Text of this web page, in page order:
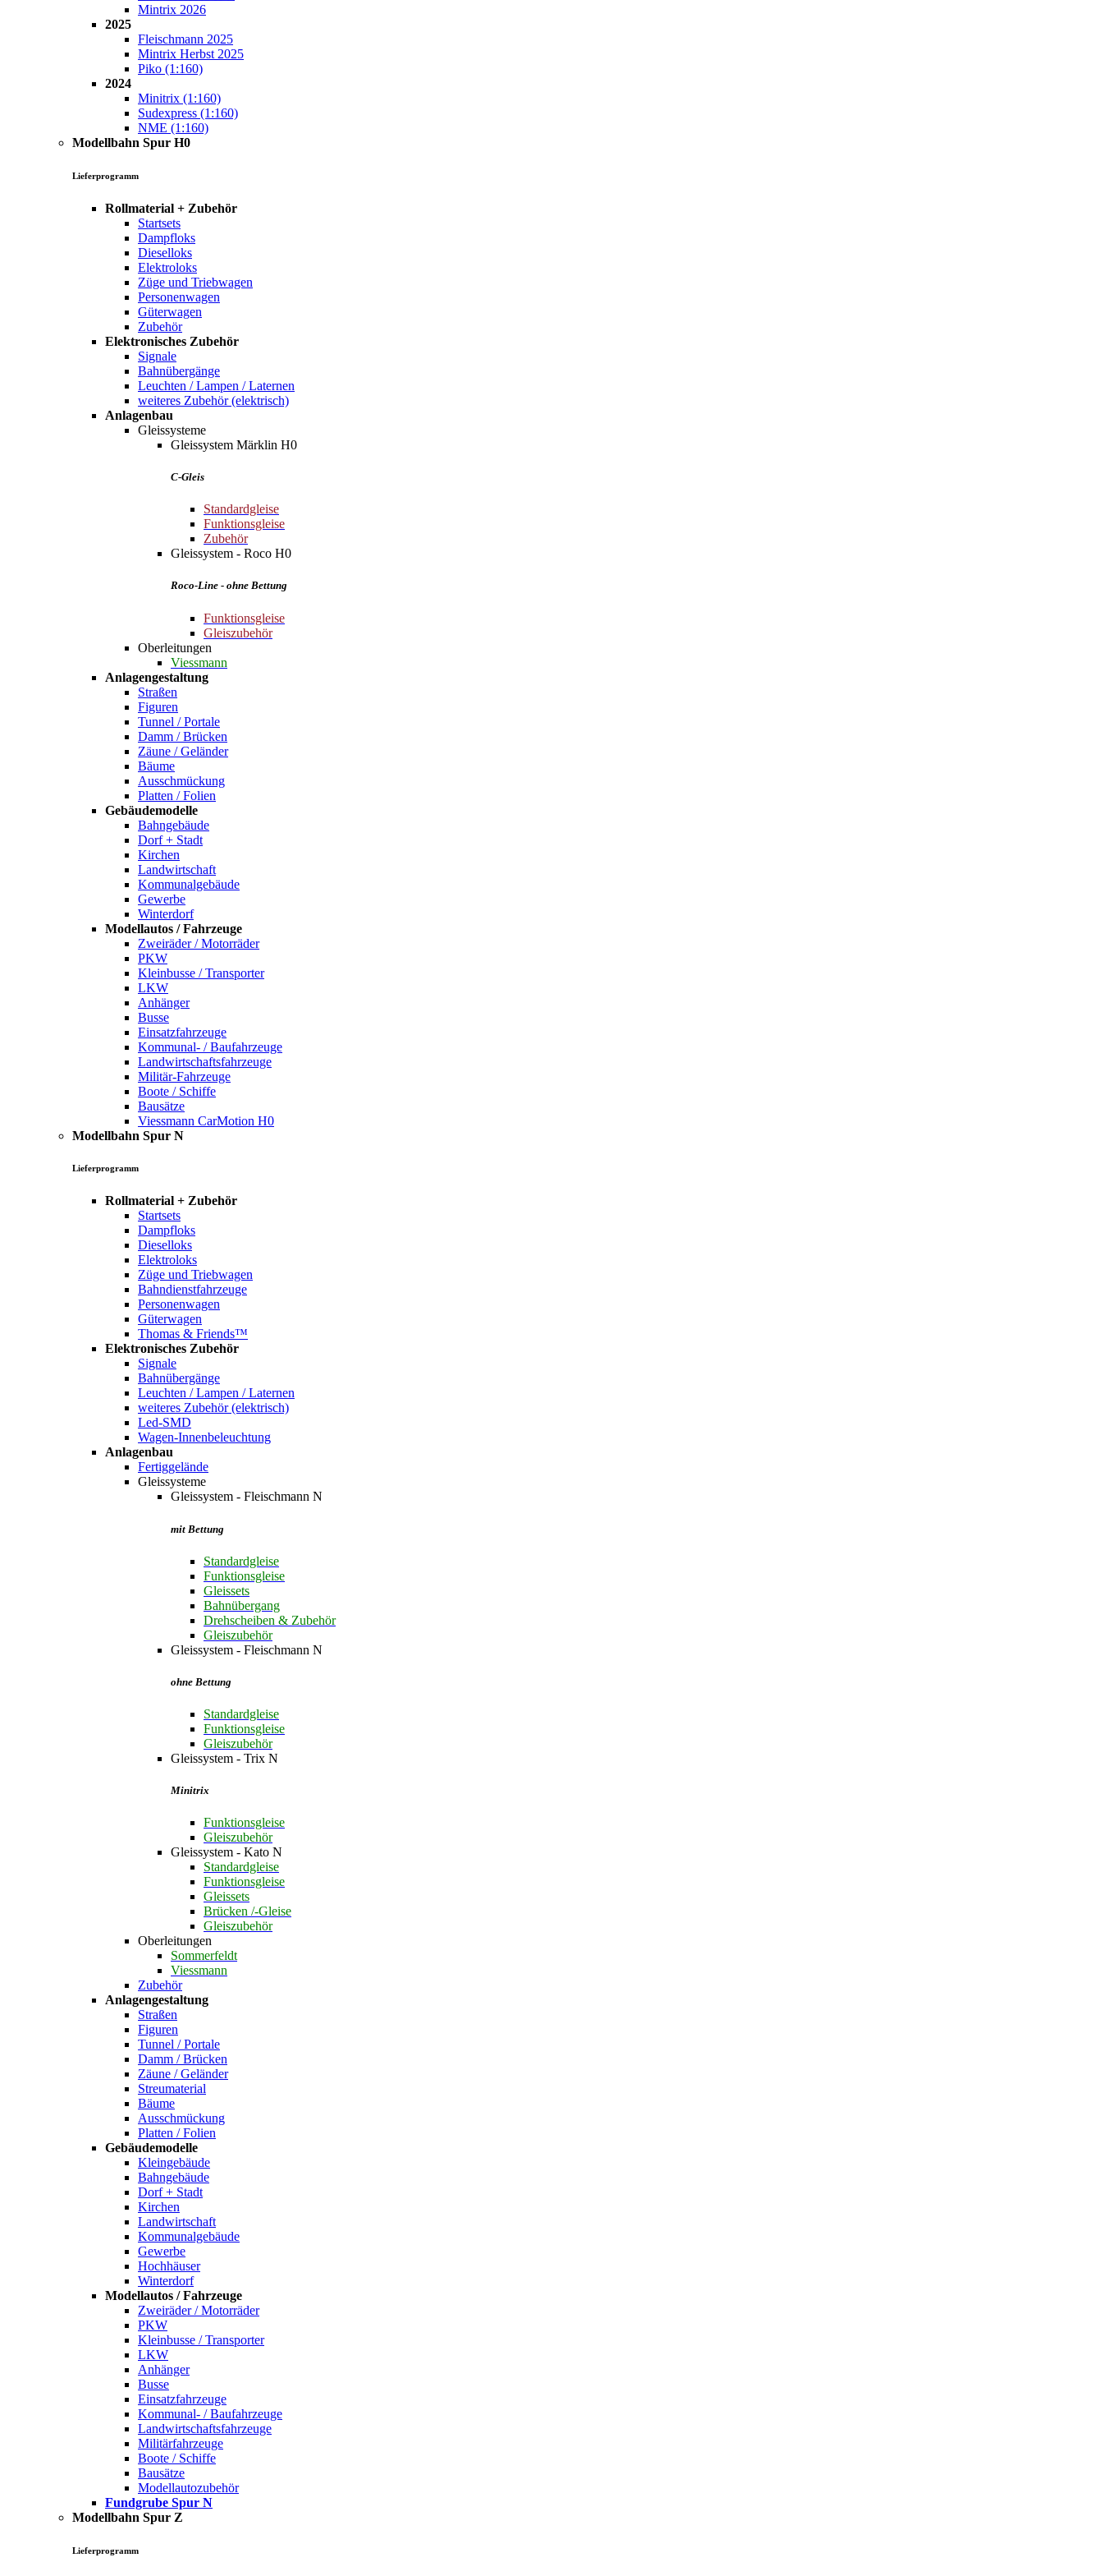
Mintrix 2026
2025
Fleischmann 2025
Mintrix Herbst 2025
Piko (1:160)
2024
Minitrix (1:160)
Sudexpress (1:160)
NME (1:160)
Modellbahn Spur H0
Lieferprogramm
Rollmaterial + Zubehör
Startsets
Dampfloks
Dieselloks
Elektroloks
Züge und Triebwagen
Personenwagen
Güterwagen
Zubehör
Elektronisches Zubehör
Signale
Bahnübergänge
Leuchten / Lampen / Laternen
weiteres Zubehör (elektrisch)
Anlagenbau
Gleissysteme
Gleissystem Märklin H0
C-Gleis
Standardgleise
Funktionsgleise
Zubehör
Gleissystem - Roco H0
Roco-Line - ohne Bettung
Funktionsgleise
Gleiszubehör
Oberleitungen
Viessmann
Anlagengestaltung
Straßen
Figuren
Tunnel / Portale
Damm / Brücken
Zäune / Geländer
Bäume
Ausschmückung
Platten / Folien
Gebäudemodelle
Bahngebäude
Dorf + Stadt
Kirchen
Landwirtschaft
Kommunalgebäude
Gewerbe
Winterdorf
Modellautos / Fahrzeuge
Zweiräder / Motorräder
PKW
Kleinbusse / Transporter
LKW
Anhänger
Busse
Einsatzfahrzeuge
Kommunal- / Baufahrzeuge
Landwirtschaftsfahrzeuge
Militär-Fahrzeuge
Boote / Schiffe
Bausätze
Viessmann CarMotion H0
Modellbahn Spur N
Lieferprogramm
Rollmaterial + Zubehör
Startsets
Dampfloks
Dieselloks
Elektroloks
Züge und Triebwagen
Bahndienstfahrzeuge
Personenwagen
Güterwagen
Thomas & Friends™
Elektronisches Zubehör
Signale
Bahnübergänge
Leuchten / Lampen / Laternen
weiteres Zubehör (elektrisch)
Led-SMD
Wagen-Innenbeleuchtung
Anlagenbau
Fertiggelände
Gleissysteme
Gleissystem - Fleischmann N
mit Bettung
Standardgleise
Funktionsgleise
Gleissets
Bahnübergang
Drehscheiben & Zubehör
Gleiszubehör
Gleissystem - Fleischmann N
ohne Bettung
Standardgleise
Funktionsgleise
Gleiszubehör
Gleissystem - Trix N
Minitrix
Funktionsgleise
Gleiszubehör
Gleissystem - Kato N
Standardgleise
Funktionsgleise
Gleissets
Brücken /-Gleise
Gleiszubehör
Oberleitungen
Sommerfeldt
Viessmann
Zubehör
Anlagengestaltung
Straßen
Figuren
Tunnel / Portale
Damm / Brücken
Zäune / Geländer
Streumaterial
Bäume
Ausschmückung
Platten / Folien
Gebäudemodelle
Kleingebäude
Bahngebäude
Dorf + Stadt
Kirchen
Landwirtschaft
Kommunalgebäude
Gewerbe
Hochhäuser
Winterdorf
Modellautos / Fahrzeuge
Zweiräder / Motorräder
PKW
Kleinbusse / Transporter
LKW
Anhänger
Busse
Einsatzfahrzeuge
Kommunal- / Baufahrzeuge
Landwirtschaftsfahrzeuge
Militärfahrzeuge
Boote / Schiffe
Bausätze
Modellautozubehör
Fundgrube Spur N
Modellbahn Spur Z
Lieferprogramm